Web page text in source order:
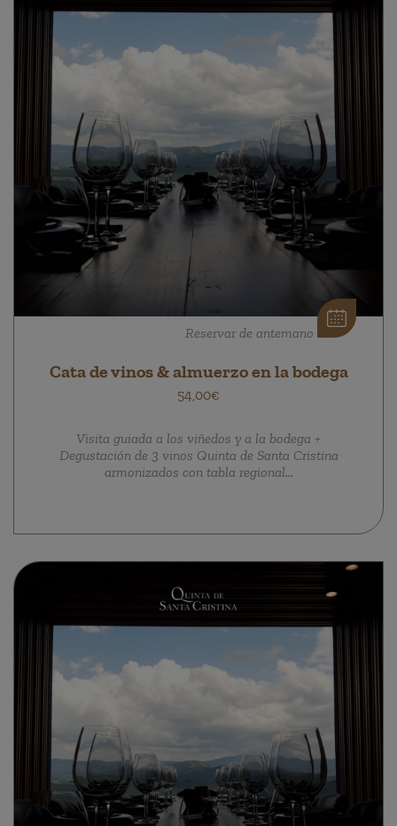
Reservar de antemano
Cata de vinos & almuerzo en la bodega
54,00€
Visita guiada a los viñedos y a la bodega +
Degustación de 3 vinos Quinta de Santa Cristina
armonizados con tabla regional...